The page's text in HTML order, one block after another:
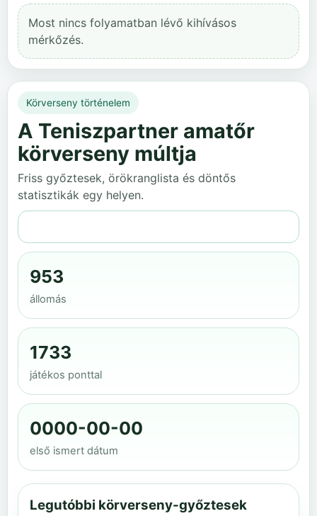
Most nincs folyamatban lévő kihívásos
mérkőzés.
Körverseny történelem
A Teniszpartner amatőr
körverseny múltja
Friss győztesek, örökranglista és döntős
statisztikák egy helyen.
953
állomás
1733
játékos ponttal
0000-00-00
első ismert dátum
Legutóbbi körverseny-győztesek